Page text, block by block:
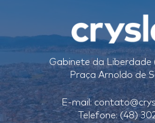
Gabinete da Liberdade
Praça Arnoldo de
E-mail:
Telefone: (48)